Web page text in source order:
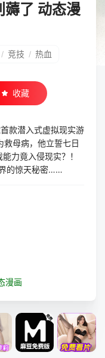
薅了 动态漫
/ 竞技 / 热血
收藏
款潜入式虚拟现实游
救母病，他立誓七日
力竟入侵现实？！
的惊天秘密……
漫画